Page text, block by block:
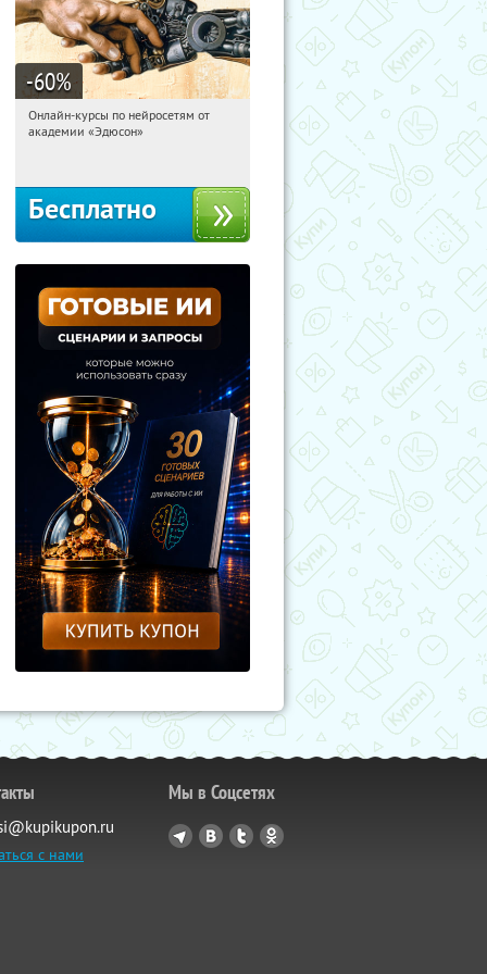
-60%
13:38:15 Получили:
Онлайн-курсы по нейросетям от
академии «Эдюсон»
Бесплатно
с нами
Мы в Соцсетях